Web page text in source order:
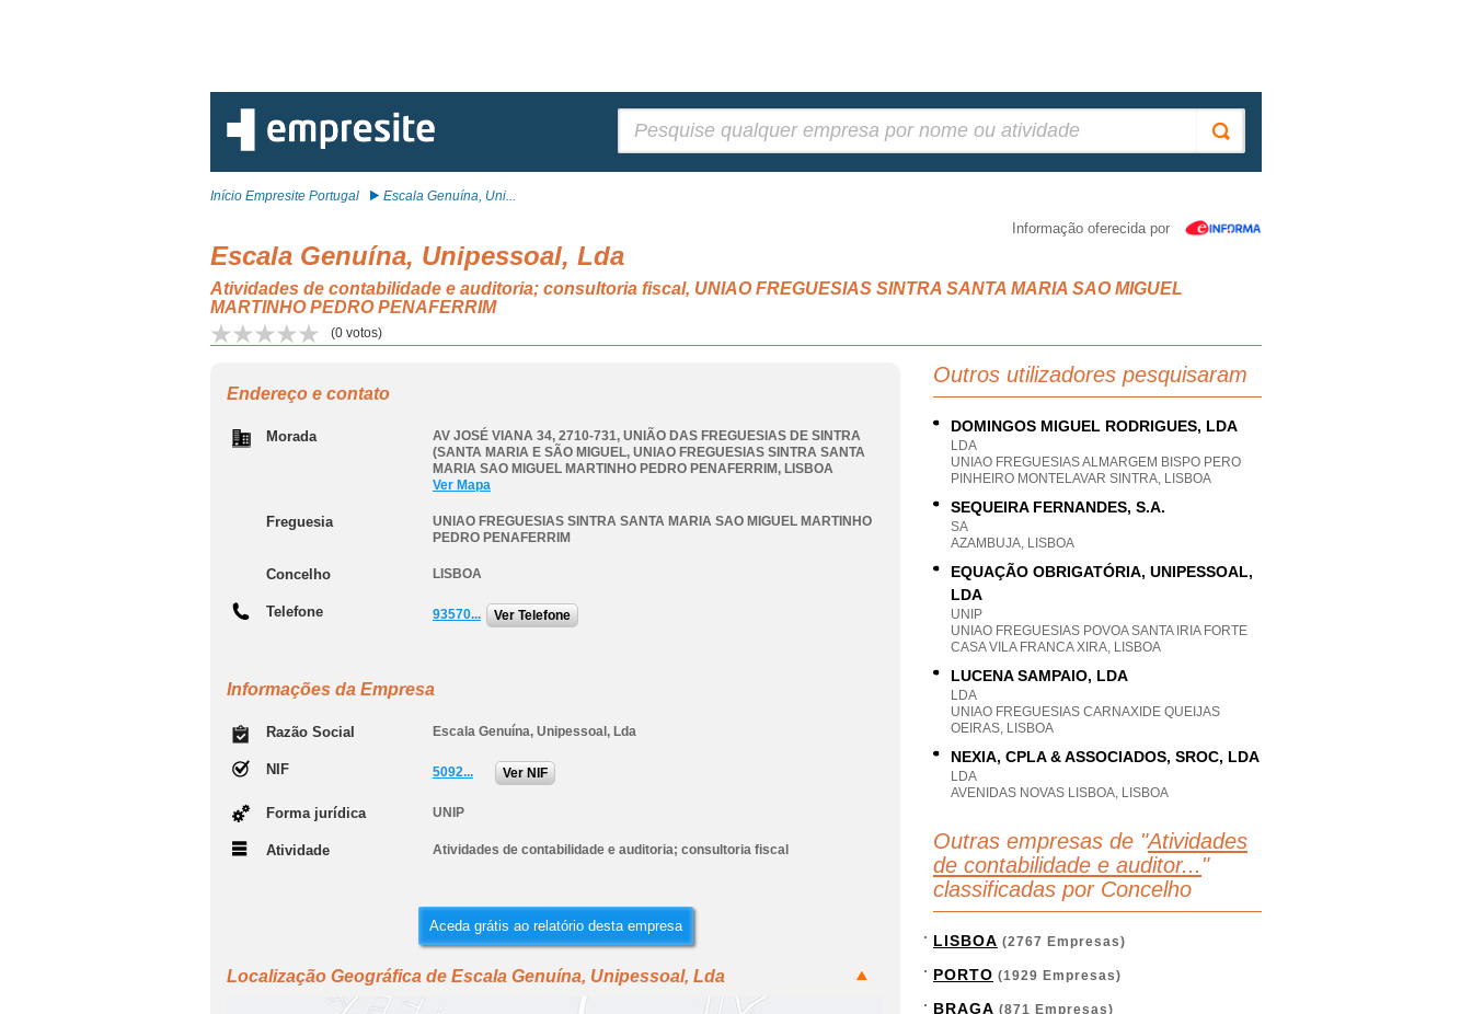
Início Empresite Portugal Escala Genuína, Uni...
Informação oferecida por
Escala Genuína, Unipessoal, Lda
Atividades de contabilidade e auditoria; consultoria fiscal, UNIAO FREGUESIAS SINTRA SANTA MARIA SAO MIGUEL
MARTINHO PEDRO PENAFERRIM
(0 votos)
Endereço e contato
Morada
AV JOSÉ VIANA 34, 2710-731, UNIÃO DAS FREGUESIAS DE SINTRA
(SANTA MARIA E SÃO MIGUEL, UNIAO FREGUESIAS SINTRA SANTA
MARIA SAO MIGUEL MARTINHO PEDRO PENAFERRIM , LISBOA
Ver Mapa
Freguesia
UNIAO FREGUESIAS SINTRA SANTA MARIA SAO MIGUEL MARTINHO
PEDRO PENAFERRIM
Concelho LISBOA
Telefone 93570... Ver Telefone
Informações da Empresa
Razão Social Escala Genuína, Unipessoal, Lda
NIF 5092... Ver NIF
Forma jurídica UNIP
Atividade Atividades de contabilidade e auditoria; consultoria fiscal
Aceda grátis ao relatório desta empresa
Localização Geográfica de Escala Genuína, Unipessoal, Lda
Outros utilizadores pesquisaram
DOMINGOS MIGUEL RODRIGUES, LDA
LDA
UNIAO FREGUESIAS ALMARGEM BISPO PERO
PINHEIRO MONTELAVAR SINTRA, LISBOA
SEQUEIRA FERNANDES, S.A.
SA
AZAMBUJA, LISBOA
EQUAÇÃO OBRIGATÓRIA, UNIPESSOAL,
LDA
UNIP
UNIAO FREGUESIAS POVOA SANTA IRIA FORTE
CASA VILA FRANCA XIRA, LISBOA
LUCENA SAMPAIO, LDA
LDA
UNIAO FREGUESIAS CARNAXIDE QUEIJAS
OEIRAS, LISBOA
NEXIA, CPLA & ASSOCIADOS, SROC, LDA
LDA
AVENIDAS NOVAS LISBOA, LISBOA
Outras empresas de "Atividades
de contabilidade e auditor... "
classificadas por Concelho
LISBOA (2767 Empresas)
PORTO (1929 Empresas)
BRAGA (871 Empresas)